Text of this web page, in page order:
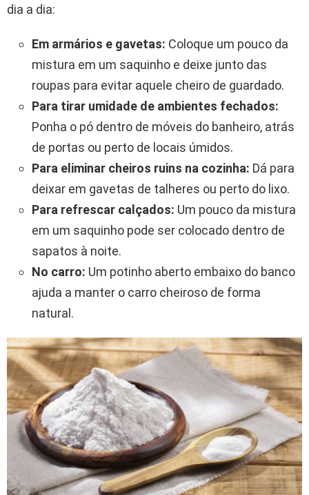
dia a dia:
Em armários e gavetas: Coloque um pouco da
mistura em um saquinho e deixe junto das
roupas para evitar aquele cheiro de guardado.
Para tirar umidade de ambientes fechados:
Ponha o pó dentro de móveis do banheiro, atrás
de portas ou perto de locais úmidos.
Para eliminar cheiros ruins na cozinha: Dá para
deixar em gavetas de talheres ou perto do lixo.
Para refrescar calçados: Um pouco da mistura
em um saquinho pode ser colocado dentro de
sapatos à noite.
No carro: Um potinho aberto embaixo do banco
ajuda a manter o carro cheiroso de forma
natural.